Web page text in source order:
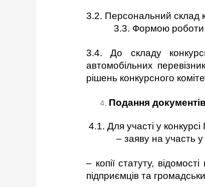
3.2. Персональний склад
3.3. Формою роботи
3.4. До складу
автомобільних
рішень конкурсного
Подання
4.1. Для участі у
– заяву на участь у
– копії статуту,
підприємців та